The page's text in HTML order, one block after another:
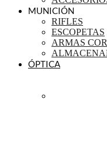
MUNICIÓN
RIFLES
ESCOPETAS
ARMAS
ÓPTICA